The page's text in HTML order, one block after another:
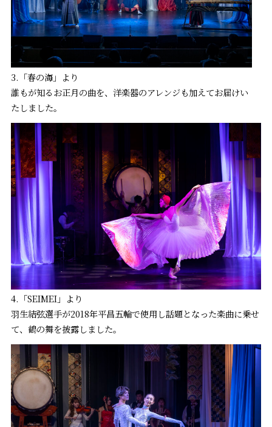
3.「春の海」より
誰もが知るお正月の曲を、洋楽器のアレンジも加えてお届けい
たしました。
4.「SEIMEI」より
羽生結弦選手が2018年平昌五輪で使用し話題となった楽曲に乗せ
て、鶴の舞を披露しました。